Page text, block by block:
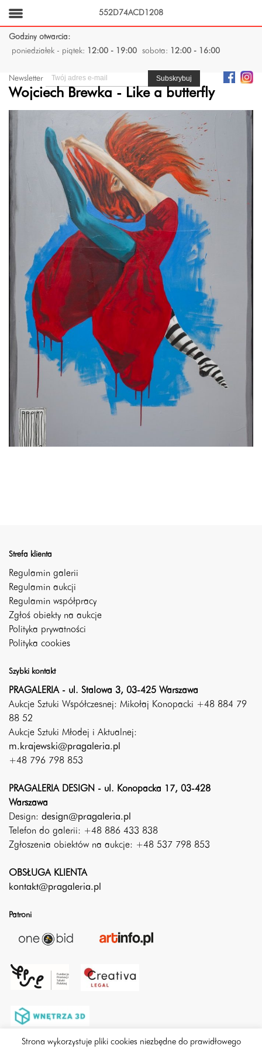
Godziny otwarcia:
poniedziałek - piątek:
12:00 - 19:00 sobota: 12:00 - 16:00
Newsletter
Wojciech Brewka - Like a butterfly
Strefa klienta
Regulamin galerii
Regulamin aukcji
Regulamin współpracy
Zgłoś obiekty na aukcje
Polityka prywatności
Polityka cookies
Szybki kontakt
PRAGALERIA - ul. Stalowa 3, 03-425 Warszawa
Aukcje Sztuki Współczesnej: Mikołaj Konopacki +48 884 79
88 52
Aukcje Sztuki Młodej i Aktualnej:
m.krajewski@pragaleria.pl
+48 796 798 853
PRAGALERIA DESIGN - ul. Konopacka 17, 03-428
Warszawa
Design: design@pragaleria.pl
Telefon do galerii: +48 886 433 838
Zgłoszenia obiektów na aukcje: +48 537 798 853
OBSŁUGA KLIENTA
kontakt@pragaleria.pl
Patroni
Strona wykorzystuje pliki cookies niezbędne do prawidłowego
552D74ACD1208